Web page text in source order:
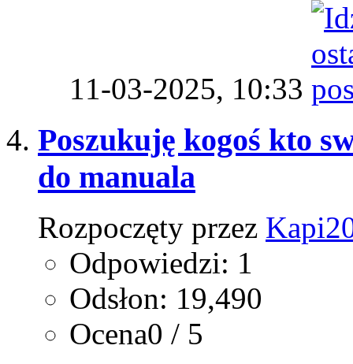
11-03-2025, 10:33
Poszukuję kogoś kto
do manuala
Rozpoczęty przez
Odpowiedzi: 1
Odsłon: 19,490
Ocena0 / 5